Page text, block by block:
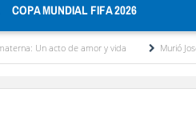
COPA MUNDIAL FIFA 2026
y vida Murió José Breijo, el preso